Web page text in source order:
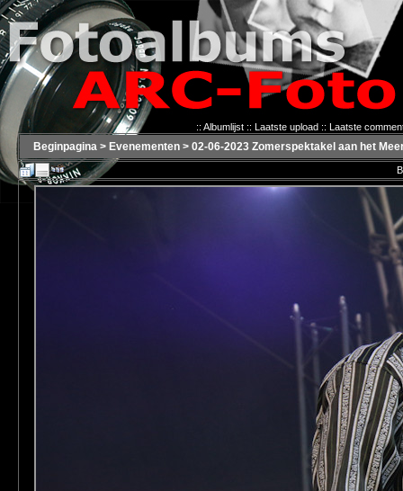
:: Albumlijst:: Laatste upload:: Laatste
Beginpagina > Evenementen > 02-06-2023 Zomerspektakel aan het